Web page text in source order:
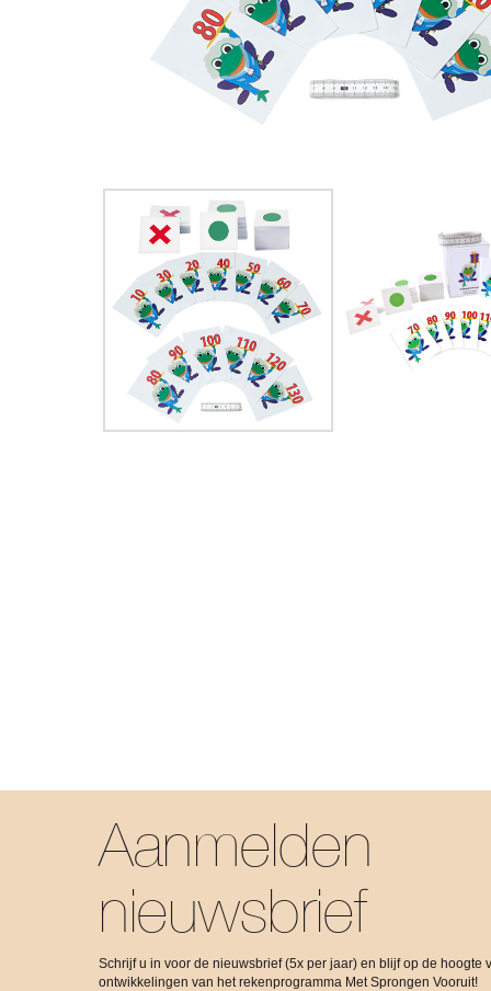
Aanmelden
nieuwsbrief
Schrijf u in voor de nieuwsbrief (5x per jaar) en blijf op de hoogte
ontwikkelingen van het rekenprogramma Met Sprongen Vooruit!